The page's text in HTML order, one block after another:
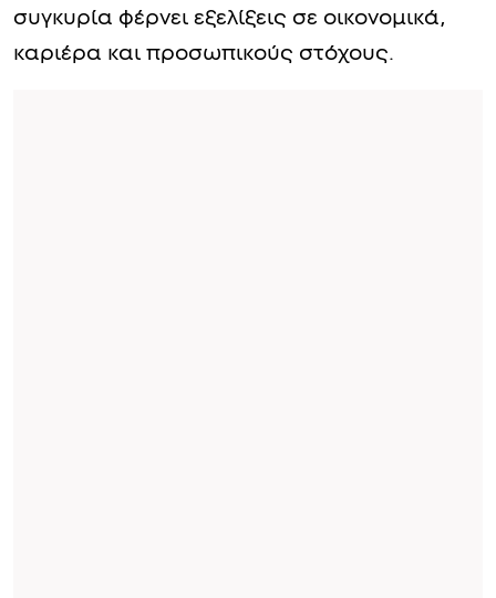
συγκυρία φέρνει εξελίξεις σε οικονομικά,
καριέρα και προσωπικούς στόχους.